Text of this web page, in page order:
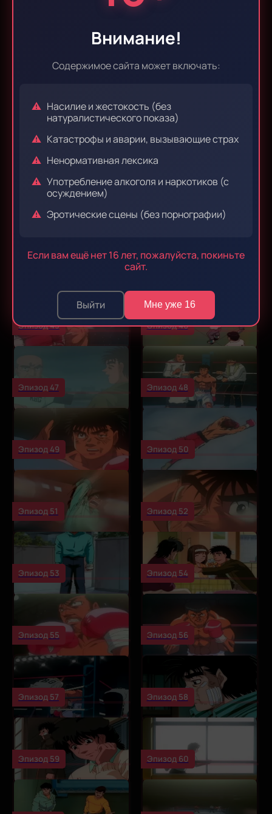
Внимание!
Содержимое сайта может включать:
Насилие и жестокость (без
натуралистического показа)
Катастрофы и аварии, вызывающие страх
Ненормативная лексика
Употребление алкоголя и наркотиков (с
осуждением)
Эротические сцены (без порнографии)
Если вам ещё нет 16 лет, пожалуйста, покиньте
сайт.
Выйти Мне уже 16
Эпизод 39 Эпизод 40
Эпизод 44
Эпизод 45 Эпизод 46
Эпизод 47 Эпизод 48
Эпизод 49 Эпизод 50
Эпизод 51 Эпизод 52
Эпизод 53 Эпизод 54
Эпизод 55 Эпизод 56
Эпизод 57 Эпизод 58
Эпизод 59 Эпизод 60